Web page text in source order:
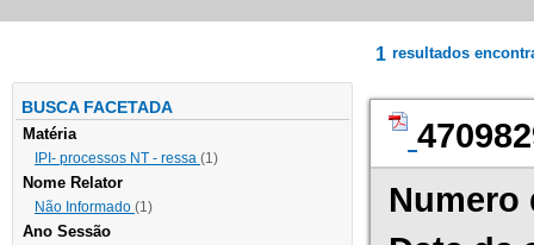
BUSCA FACETADA
Matéria
IPI- processos NT - ressa (1)
Nome Relator
Não Informado (1)
Ano Sessão
1 resultados
Numero